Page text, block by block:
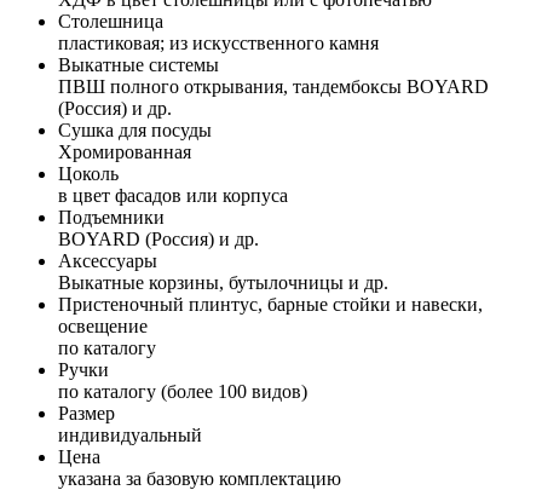
Столешница
пластиковая; из искусственного камня
Выкатные системы
ПВШ полного открывания, тандембоксы BOYARD
(Россия) и др.
Сушка для посуды
Хромированная
Цоколь
в цвет фасадов или корпуса
Подъемники
BOYARD (Россия) и др.
Аксессуары
Выкатные корзины, бутылочницы и др.
Пристеночный плинтус, барные стойки и навески,
освещение
по каталогу
Ручки
по каталогу (более 100 видов)
Размер
индивидуальный
Цена
указана за базовую комплектацию